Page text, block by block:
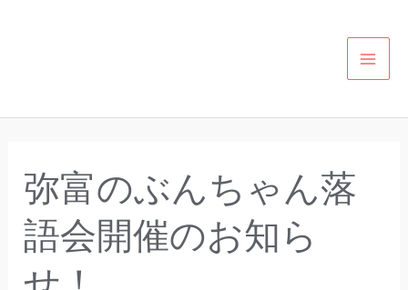
弥富のぶんちゃん落
語会開催のお知ら
弥
富
の